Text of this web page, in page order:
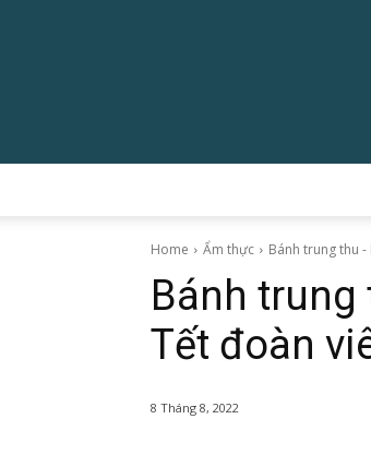
Home Ẩm thực Bánh trung thu
Bánh
Tết đoàn
8 Tháng 8, 2022